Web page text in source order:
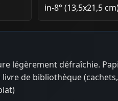
in-8° (13,5x21,5
légèrement défraîchie.
de bibliothèque